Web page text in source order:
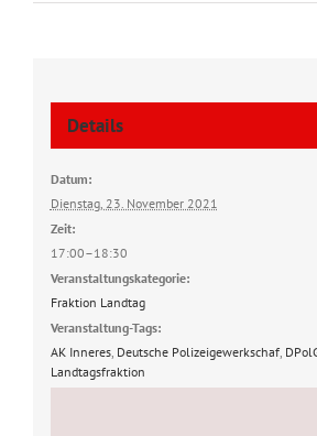
Details
Datum:
Dienstag, 23. November 2021
Zeit:
17:00–18:30
Veranstaltungskategorie:
Fraktion Landtag
Veranstaltung-Tags:
AK Inneres, Deutsche Polizeigewerkschaf,
Landtagsfraktion